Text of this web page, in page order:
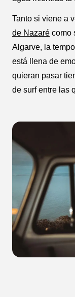
Tanto si viene a
de Nazaré como
Algarve, la
está llena de
quieran pasar
de surf entre las